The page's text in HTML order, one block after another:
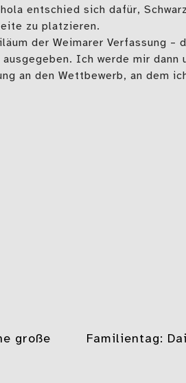
entschied sich dafür,
zu platzieren.
der Weimarer Verfassung –
Ich werde mir dann
an den Wettbewerb, an dem
große
Familientag: